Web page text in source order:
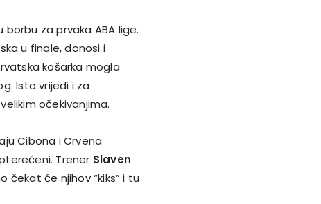
za prvaka ABA lige.
u finale, donosi i
košarka mogla
Isto vrijedi i za
očekivanjima.
Cibona i Crvena
Trener Slaven
čekat će njihov “kiks” i tu